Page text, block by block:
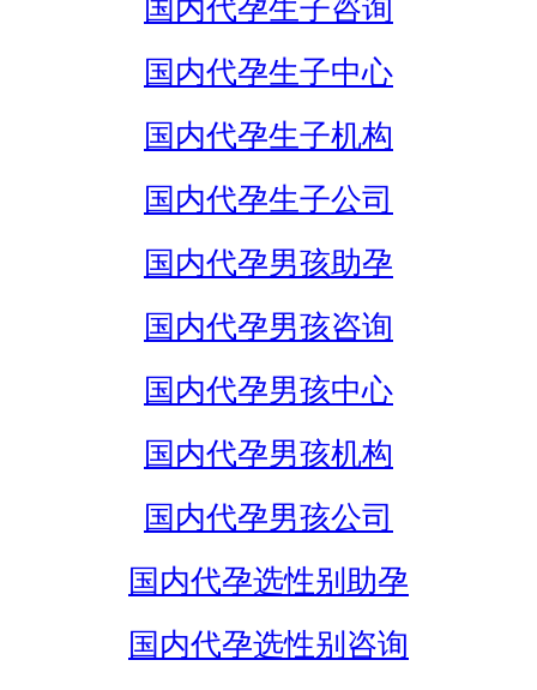
国内代孕生子咨询
国内代孕生子中心
国内代孕生子机构
国内代孕生子公司
国内代孕男孩助孕
国内代孕男孩咨询
国内代孕男孩中心
国内代孕男孩机构
国内代孕男孩公司
国内代孕选性别助孕
国内代孕选性别咨询